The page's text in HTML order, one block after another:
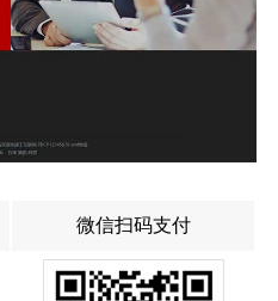
微信扫码支付